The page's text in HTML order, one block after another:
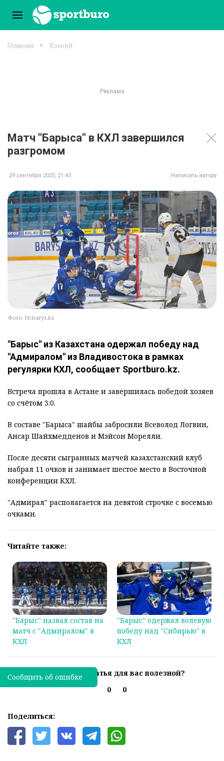
Главная Хоккей
Матч "Барыса" в КХЛ завершился
разгромом
29 сентября 2025, 21:43 Написать автору
Фото: Hcbarys.kz
"Барыс" из Казахстана одержал победу над
"Адмиралом" из Владивостока в рамках
регулярки КХЛ, сообщает Sportburo.kz.
Встреча прошла в Астане и завершилась победой хозяев
со счётом 3:0.
В составе "Барыса" шайбы забросили Всеволод Логвин,
Ансар Шайхмедденов и Мэйсон Морелли.
После десяти сыгранных матчей казахстанский клуб
набрал 11 очков и занимает шестое место в Восточной
конференции КХЛ.
"Адмирал" располагается на девятой строчке с восемью
очками.
Читайте также:
"Барыс" назвал состав на
матч с "Адмиралом" в
КХЛ
"Барыс" одержал волевую
победу над "Сибирью" в
КХЛ
Была ли эта статья для вас полезной?
0
0
Поделиться:
Сообщить об ошибке